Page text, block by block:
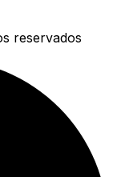
reservados